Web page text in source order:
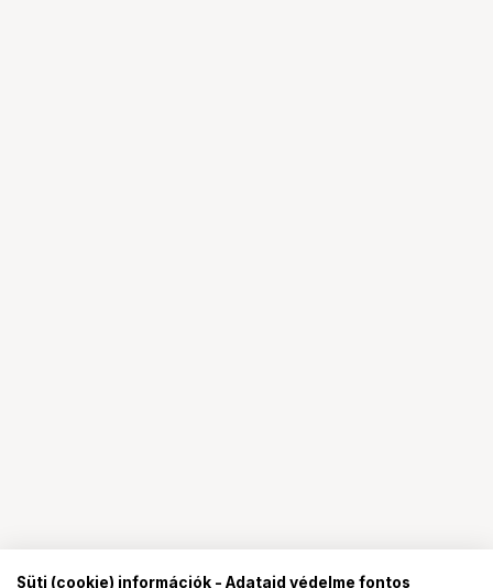
Süti (cookie) információk - Adataid védelme fontos